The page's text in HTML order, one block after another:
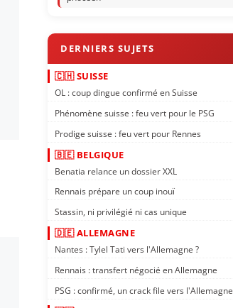
🇨🇭 SUISSE
OL : coup dingue confirmé en Suisse
Phénomène suisse : feu vert pour le PSG
Prodige suisse : feu vert pour Rennes
🇧🇪 BELGIQUE
Benatia relance un dossier XXL
Rennais prépare un coup inouï
Stassin, ni privilégié ni cas unique
🇩🇪 ALLEMAGNE
Nantes : Tylel Tati vers l'Allemagne ?
Rennais : transfert négocié en Allemagne
PSG : confirmé, un crack file vers l'Allemagne